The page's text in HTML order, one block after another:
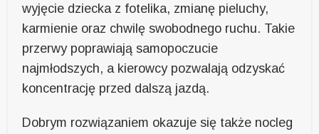
wyjęcie dziecka z fotelika, zmianę pieluchy,
karmienie oraz chwilę swobodnego ruchu. Takie
przerwy poprawiają samopoczucie
najmłodszych, a kierowcy pozwalają odzyskać
koncentrację przed dalszą jazdą.
Dobrym rozwiązaniem okazuje się także nocleg